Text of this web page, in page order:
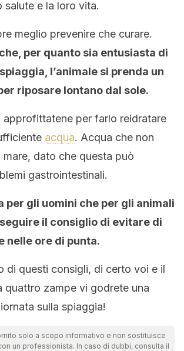
salute e la loro vita.
meglio prevenire che curare.
per quanto sia entusiasta di
l’animale si prenda un
riposare lontano dal sole.
approfittatene per farlo reidratare
acqua. Acqua che non
mare, dato che questa può
gastrointestinali.
per gli uomini che per gli animali
il consiglio di evitare di
nelle ore di punta.
di questi consigli, di certo voi e il
quattro zampe vi godrete una
sulla spiaggia!
solo a scopo informativo e non sostituisce
un professionista. In caso di dubbi, consulta il